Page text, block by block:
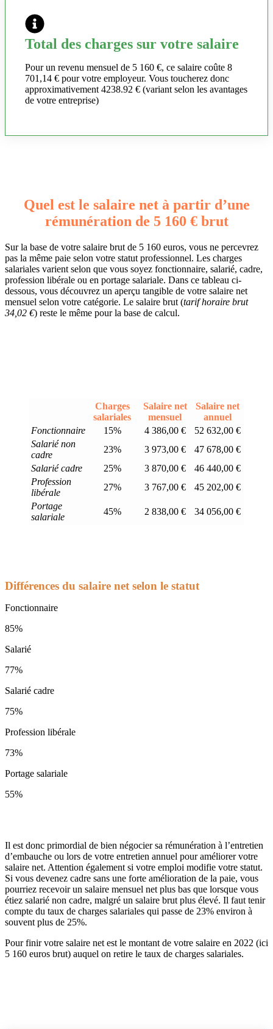
Total des charges sur votre salaire
Pour un revenu mensuel de 5 160 €, ce salaire coûte 8
701,14 € pour votre employeur. Vous toucherez donc
approximativement 4238.92 € (variant selon les avantages
de votre entreprise)
Quel est le salaire net à partir d’une
rémunération de 5 160 € brut
Sur la base de votre salaire brut de 5 160 euros, vous ne percevrez
pas la même paie selon votre statut professionnel. Les charges
salariales varient selon que vous soyez fonctionnaire, salarié, cadre,
profession libérale ou en portage salariale. Dans ce tableau ci-
dessous, vous découvrez un aperçu tangible de votre salaire net
mensuel selon votre catégorie. Le salaire brut (tarif horaire brut
34,02 €) reste le même pour la base de calcul.
Charges
salariales
Salaire net
mensuel
Salaire net
annuel
Fonctionnaire
15% 4 386,00 €
52 632,00 €
Salarié non
cadre
23% 3 973,00 €
47 678,00 €
Salarié cadre
25% 3 870,00 €
46 440,00 €
Profession
libérale
27% 3 767,00 €
45 202,00 €
Portage
salariale
45% 2 838,00 € 34 056,00 €
Différences du salaire net selon le statut
Fonctionnaire
85%
Salarié
77%
Salarié cadre
75%
Profession libérale
73%
Portage salariale
55%
Il est donc primordial de bien négocier sa rémunération à l’entretien
d’embauche ou lors de votre entretien annuel pour améliorer votre
salaire net. Attention également si votre emploi modifie votre statut.
Si vous devenez cadre sans une forte amélioration de la paie, vous
pourriez recevoir un salaire mensuel net plus bas que lorsque vous
étiez salarié non cadre, malgré un salaire brut plus élevé. Il faut tenir
compte du taux de charges salariales qui passe de 23% environ à
souvent plus de 25%.
Pour finir votre salaire net est le montant de votre salaire en 2022 (ici
5 160 euros brut) auquel on retire le taux de charges salariales.